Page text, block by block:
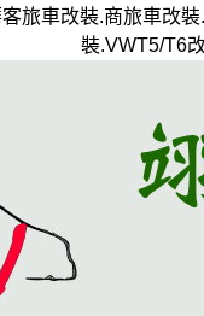
旅車改裝.商旅車改
裝.VWT5/T6